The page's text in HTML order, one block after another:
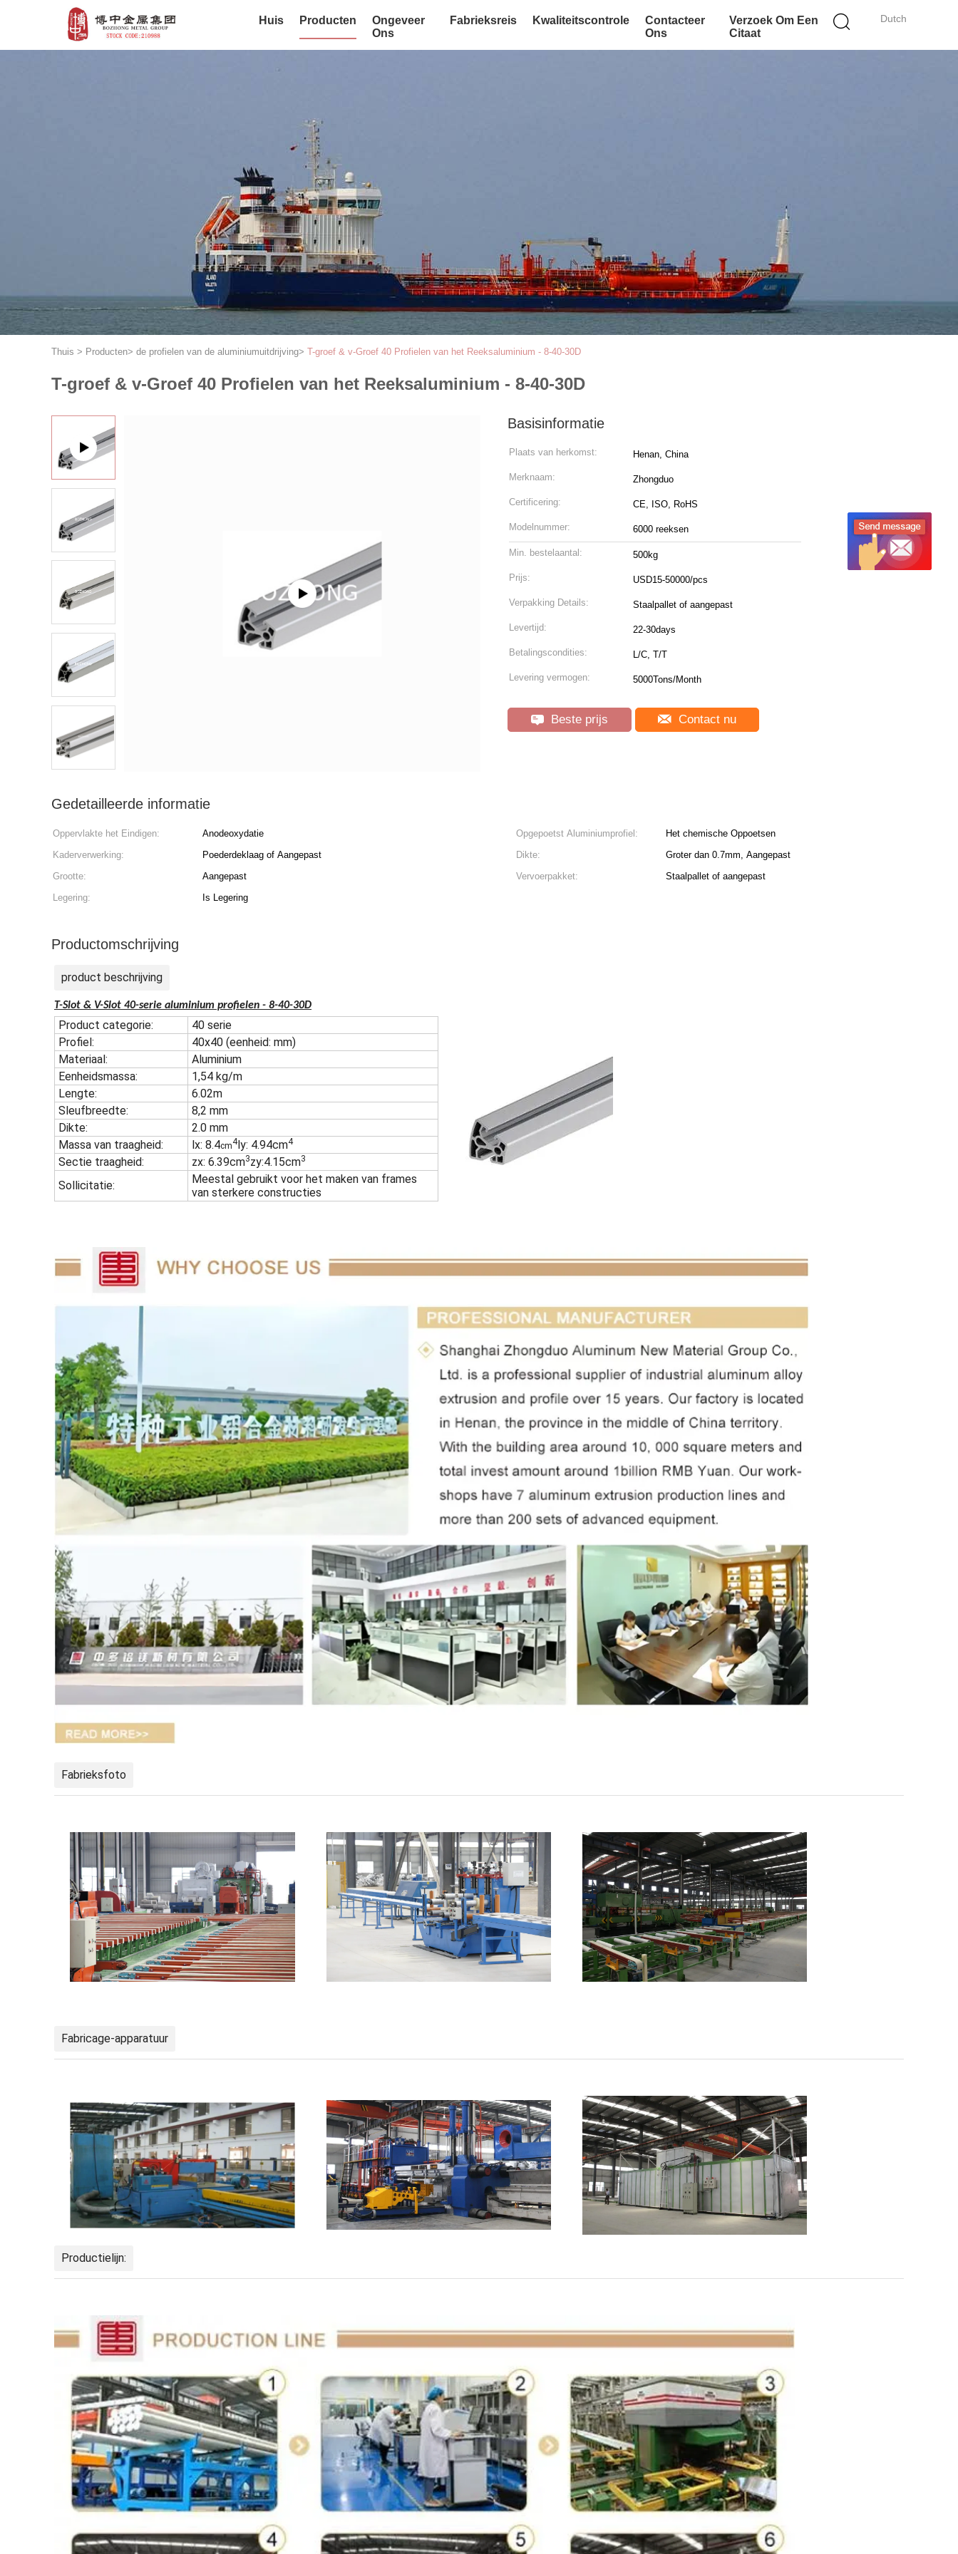
Laat een bericht achter
We bellen je snel terug!
Dutch
Huis Producten
Ongeveer
Ons
Fabrieksreis Kwaliteitscontrole
Contacteer
Ons
Verzoek Om Een
Citaat
Thuis > Producten> de profielen van de aluminiumuitdrijving> T-groef & v-Groef 40 Profielen van het Reeksaluminium - 8-40-30D
T-groef & v-Groef 40 Profielen van het Reeksaluminium - 8-40-30D
Basisinformatie
Plaats van herkomst: Henan, China
Merknaam: Zhongduo
Certificering: CE, ISO, RoHS
Modelnummer: 6000 reeksen
Min. bestelaantal: 500kg
Prijs: USD15-50000/pcs
Verpakking Details: Staalpallet of aangepast
Levertijd: 22-30days
Betalingscondities: L/C, T/T
Levering vermogen: 5000Tons/Month
Beste prijs Contact nu
Gedetailleerde informatie
Oppervlakte het Eindigen: Anodeoxydatie Opgepoetst Aluminiumprofiel:
Het chemische Oppoetsen
Kaderverwerking:
Poederdeklaag of Aangepast Dikte:
Groter dan 0.7mm, Aangepast
Grootte:
Aangepast Vervoerpakket:
Staalpallet of aangepast
Legering:
Is Legering
Productomschrijving
product beschrijving
T-Slot & V-Slot 40-serie aluminium profielen - 8-40-30D
Product categorie:
40 serie
Profiel:
40x40 (eenheid: mm)
Materiaal:
Aluminium
Eenheidsmassa:
1,54 kg/m
Lengte:
6.02m
Sleufbreedte:
8,2 mm
Dikte:
2.0 mm
Massa van traagheid:
lx: 8.4cm4ly: 4.94cm4
Sectie traagheid: zx: 6.39cm3zy:4.15cm3
Sollicitatie:
Meestal gebruikt voor het maken van frames
van sterkere constructies
Fabrieksfoto
Fabricage-apparatuur
Productielijn: